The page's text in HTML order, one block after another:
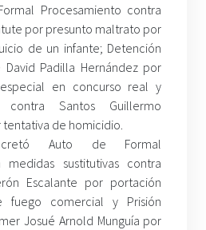
Procesamiento contra
por presunto maltrato por
de un infante; Detención
Padilla Hernández por
en concurso real y
contra Santos Guillermo
tentativa de homicidio.
Auto de Formal
medidas sustitutivas contra
Escalante por portación
comercial y Prisión
Josué Arnold Munguía por